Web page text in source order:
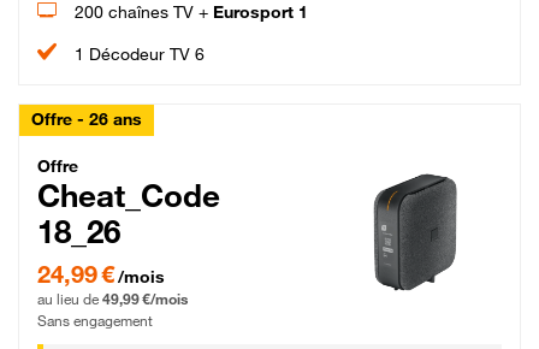
200 chaînes TV + Eurosport 1
1 Décodeur TV 6
Offre - 26 ans
Cheat_Code Fibre_18_26
Offre
Cheat_Code
18_26
24,99 € par mois pendant 0 mois puis 49,99 € par mois, Sans engagement
24,99 €/mois
au lieu de 49,99 €/mois
Sans engagement